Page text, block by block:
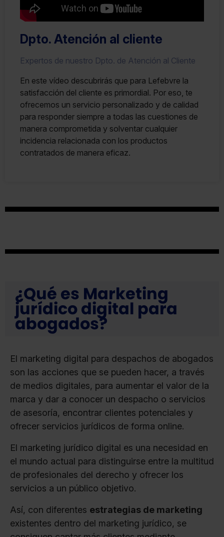
Dpto. Atención al cliente
Expertos de nuestro Dpto. de Atención al Cliente
En este vídeo descubrirás que para Lefebvre la
satisfacción del cliente es primordial. Por eso, te
ofrecemos un servicio personalizado y de calidad
para responder siempre a todas las cuestiones de
manera comprometida y solventar cualquier
incidencia relacionada con los productos
contratados de manera eficaz.
¿Qué es Marketing
jurídico digital para
abogados?
El marketing digital para despachos de abogados
son las acciones que se pueden hacer, a través
de medios digitales, para aumentar el valor de la
marca y dar a conocer un despacho o servicios
de asesoría, encontrar clientes potenciales y
ofrecer servicios jurídicos de forma online.
El marketing jurídico digital es una necesidad en
el mundo actual para distinguirse entre la multitud
de profesionales del derecho y ofrecer los
servicios a un público objetivo.
Así, con diferentes estrategias de marketing
existentes dentro del marketing jurídico, se